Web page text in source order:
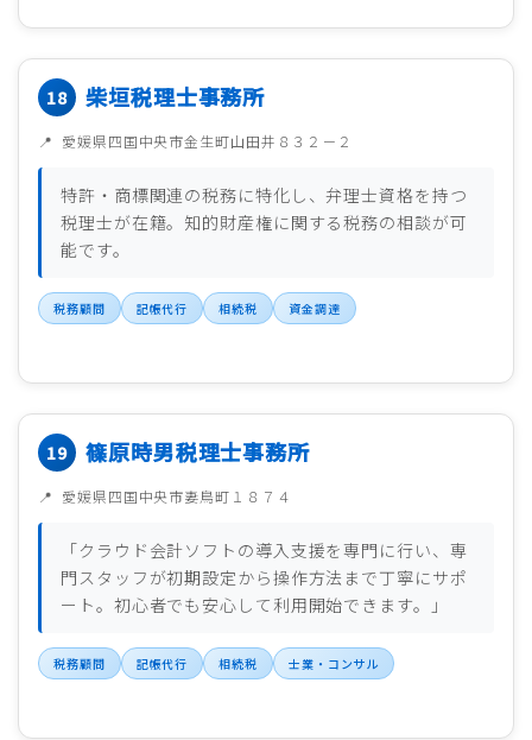
柴垣税理士事務所
愛媛県四国中央市金生町山田井８３２－２
特許・商標関連の税務に特化し、弁理士資格を持つ
税理士が在籍。知的財産権に関する税務の相談が可
能です。
税務顧問 記帳代行 相続税 資金調達
篠原時男税理士事務所
愛媛県四国中央市妻鳥町１８７４
「クラウド会計ソフトの導入支援を専門に行い、専
門スタッフが初期設定から操作方法まで丁寧にサポ
ート。初心者でも安心して利用開始できます。」
税務顧問 記帳代行 相続税 士業・コンサル